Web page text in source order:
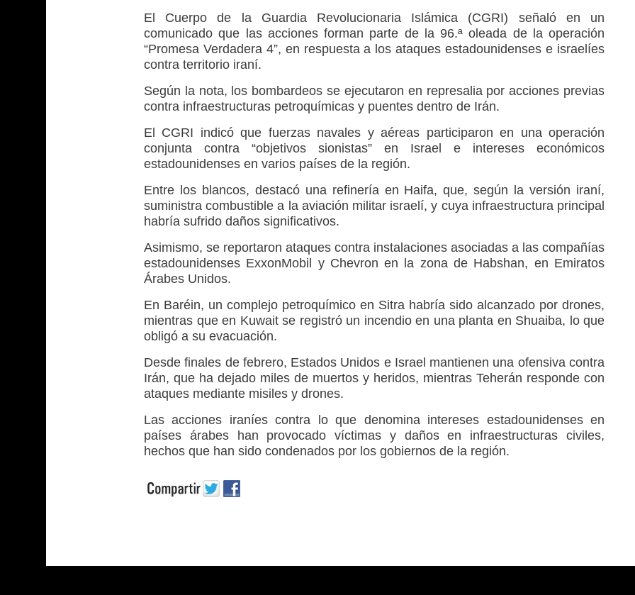
El Cuerpo de la Guardia Revolucionaria Islámica (CGRI) señaló en un
comunicado que las acciones forman parte de la 96.ª oleada de la operación
“Promesa Verdadera 4”, en respuesta a los ataques estadounidenses e israelíes
contra territorio iraní.
Según la nota, los bombardeos se ejecutaron en represalia por acciones previas
contra infraestructuras petroquímicas y puentes dentro de Irán.
El CGRI indicó que fuerzas navales y aéreas participaron en una operación
conjunta contra “objetivos sionistas” en Israel e intereses económicos
estadounidenses en varios países de la región.
Entre los blancos, destacó una refinería en Haifa, que, según la versión iraní,
suministra combustible a la aviación militar israelí, y cuya infraestructura principal
habría sufrido daños significativos.
Asimismo, se reportaron ataques contra instalaciones asociadas a las compañías
estadounidenses ExxonMobil y Chevron en la zona de Habshan, en Emiratos
Árabes Unidos.
En Baréin, un complejo petroquímico en Sitra habría sido alcanzado por drones,
mientras que en Kuwait se registró un incendio en una planta en Shuaiba, lo que
obligó a su evacuación.
Desde finales de febrero, Estados Unidos e Israel mantienen una ofensiva contra
Irán, que ha dejado miles de muertos y heridos, mientras Teherán responde con
ataques mediante misiles y drones.
Las acciones iraníes contra lo que denomina intereses estadounidenses en
países árabes han provocado víctimas y daños en infraestructuras civiles,
hechos que han sido condenados por los gobiernos de la región.